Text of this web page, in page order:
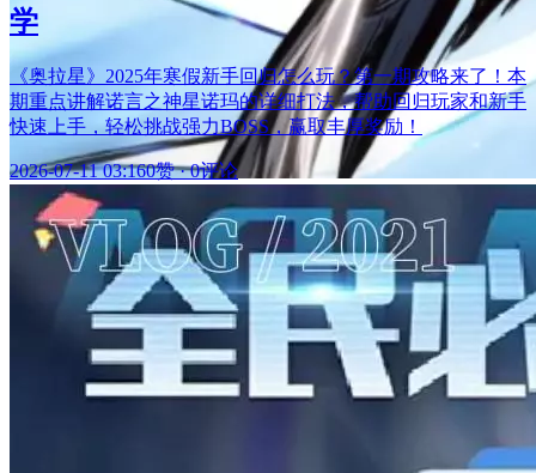
学
《奥拉星》2025年寒假新手回归怎么玩？第一期攻略来了！本
期重点讲解诺言之神星诺玛的详细打法，帮助回归玩家和新手
快速上手，轻松挑战强力BOSS，赢取丰厚奖励！
2026-07-11 03:160赞·0评论